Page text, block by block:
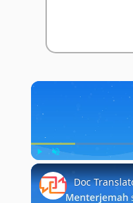
Play Unmute